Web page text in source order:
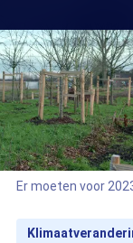
Er moeten voor